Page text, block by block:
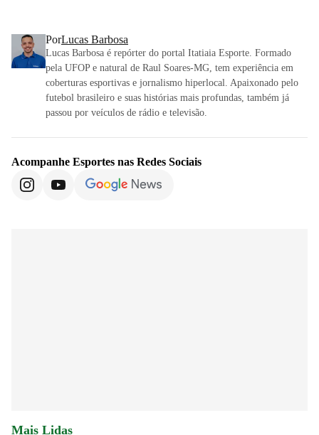
PorLucas Barbosa
Lucas Barbosa é repórter do portal Itatiaia Esporte. Formado
pela UFOP e natural de Raul Soares-MG, tem experiência em
coberturas esportivas e jornalismo hiperlocal. Apaixonado pelo
futebol brasileiro e suas histórias mais profundas, também já
passou por veículos de rádio e televisão.
Acompanhe Esportes nas Redes Sociais
Mais Lidas